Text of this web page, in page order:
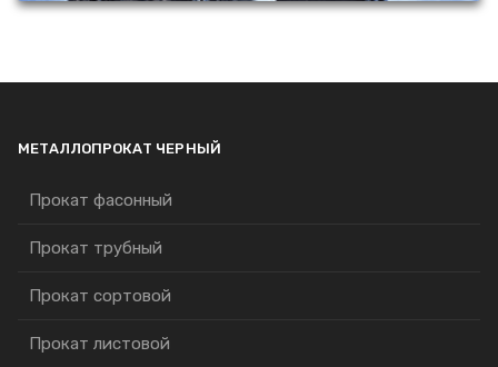
МЕТАЛЛОПРОКАТ ЧЕРНЫЙ
Прокат фасонный
Прокат трубный
Прокат сортовой
Прокат листовой